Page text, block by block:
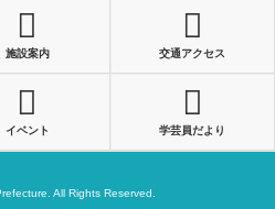
施設案内 交通アクセス
イベント 学芸員だより
All Rights Reserved.